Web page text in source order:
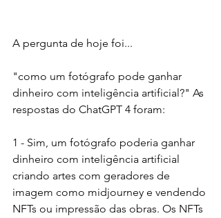
A pergunta de hoje foi...
"como um fotógrafo pode ganhar
dinheiro com inteligência artificial?" As
respostas do ChatGPT 4 foram:
1 - Sim, um fotógrafo poderia ganhar
dinheiro com inteligência artificial
criando artes com geradores de
imagem como midjourney e vendendo
NFTs ou impressão das obras. Os NFTs